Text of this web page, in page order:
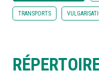
TRANSPORTS